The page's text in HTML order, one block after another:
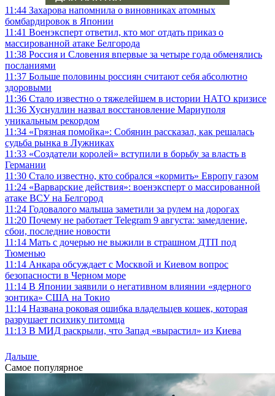
11:44 Захарова напомнила о виновниках атомных
бомбардировок в Японии
11:41 Военэксперт ответил, кто мог отдать приказ о
массированной атаке Белгорода
11:38 Россия и Словения впервые за четыре года обменялись
посланиями
11:37 Больше половины россиян считают себя абсолютно
здоровыми
11:36 Стало известно о тяжелейшем в истории НАТО кризисе
11:36 Хуснуллин назвал восстановление Мариуполя
уникальным рекордом
11:34 «Грязная помойка»: Собянин рассказал, как решалась
судьба рынка в Лужниках
11:33 «Создатели королей» вступили в борьбу за власть в
Германии
11:30 Стало известно, кто собрался «кормить» Европу газом
11:24 «Варварские действия»: военэксперт о массированной
атаке ВСУ на Белгород
11:24 Годовалого малыша заметили за рулем на дорогах
11:20 Почему не работает Telegram 9 августа: замедление,
сбои, последние новости
11:14 Мать с дочерью не выжили в страшном ДТП под
Тюменью
11:14 Анкара обсуждает с Москвой и Киевом вопрос
безопасности в Черном море
11:14 В Японии заявили о негативном влиянии «ядерного
зонтика» США на Токио
11:14 Названа роковая ошибка владельцев кошек, которая
разрушает психику питомца
11:13 В МИД раскрыли, что Запад «вырастил» из Киева
Дальше
Самое популярное